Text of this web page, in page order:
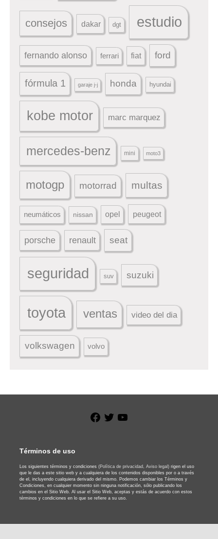
consejos dakar dgt estudio
fernando alonso ferrari fiat ford
fórmula 1 garaje j-j honda hyundai
kobe motor marc marquez
mercedes-benz mini moto3
motogp motorrad multas
neumáticos nissan opel peugeot
porsche renault seat
seguridad suv suzuki
toyota ventas video del dia
volkswagen volvo
Facebook
Twitter
Términos de uso
Los siguientes términos y condiciones (Política de privacidad, Aviso legal) rigen el uso
que le das a este sitio web y a cualquiera de los contenidos disponibles por o a través
de el, incluyendo cualquiera derivado del mismo. Podemos cambiar los Términos y
Condiciones, en cualquier momento sin ninguna notificación, sólo publicando los
cambios en el Sitio Web. Al usar el Sitio Web, aceptas y estás de acuerdo con estos
términos y condiciones en lo que se refiere a su uso.